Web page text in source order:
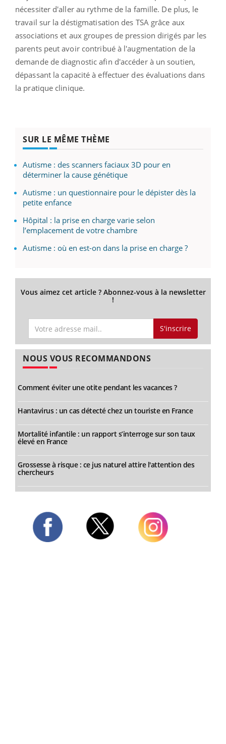
nécessiter d'aller au rythme de la famille. De plus, le
travail sur la déstigmatisation des TSA grâce aux
associations et aux groupes de pression dirigés par les
parents peut avoir contribué à l'augmentation de la
demande de diagnostic afin d'accéder à un soutien,
dépassant la capacité à effectuer des évaluations dans
la pratique clinique.
SUR LE MÊME THÈME
Autisme : des scanners faciaux 3D pour en
déterminer la cause génétique
Autisme : un questionnaire pour le dépister dès la
petite enfance
Hôpital : la prise en charge varie selon
l’emplacement de votre chambre
Autisme : où en est-on dans la prise en charge ?
Vous aimez cet article ? Abonnez-vous à la newsletter
!
S'inscrire
NOUS VOUS RECOMMANDONS
Comment éviter une otite pendant les vacances ?
Hantavirus : un cas détecté chez un touriste en France
Mortalité infantile : un rapport s’interroge sur son taux
élevé en France
Grossesse à risque : ce jus naturel attire l'attention des
chercheurs